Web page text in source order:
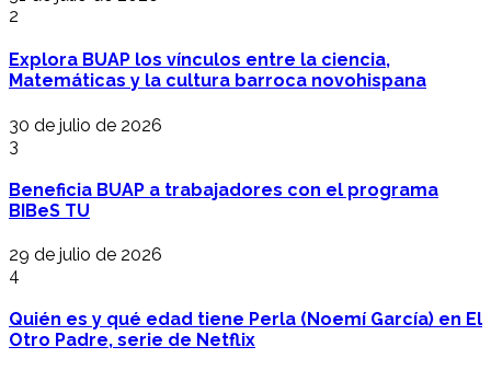
2
Explora BUAP los vínculos entre la ciencia,
Matemáticas y la cultura barroca novohispana
30 de julio de 2026
3
Beneficia BUAP a trabajadores con el programa
BIBeS TU
29 de julio de 2026
4
Quién es y qué edad tiene Perla (Noemí García) en El
Otro Padre, serie de Netflix